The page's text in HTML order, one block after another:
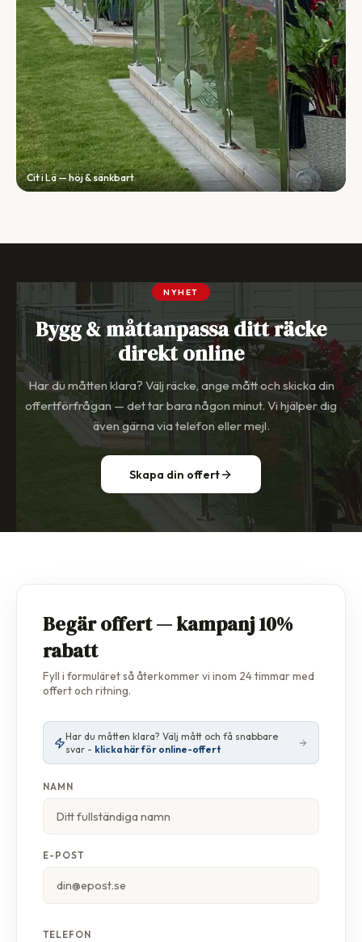
Cit i Lä — höj & sänkbart
NYHET
Bygg & måttanpassa ditt räcke
direkt online
Har du måtten klara? Välj räcke, ange mått och skicka din
offertförfrågan — det tar bara någon minut. Vi hjälper dig
även gärna via telefon eller mejl.
Skapa din offert
Begär offert — kampanj 10%
rabatt
Fyll i formuläret så återkommer vi inom 24 timmar med
offert och ritning.
Har du måtten klara? Välj mått och få snabbare
svar - klicka här för online-offert
NAMN
E-POST
TELEFON